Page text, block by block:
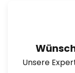
Unsere